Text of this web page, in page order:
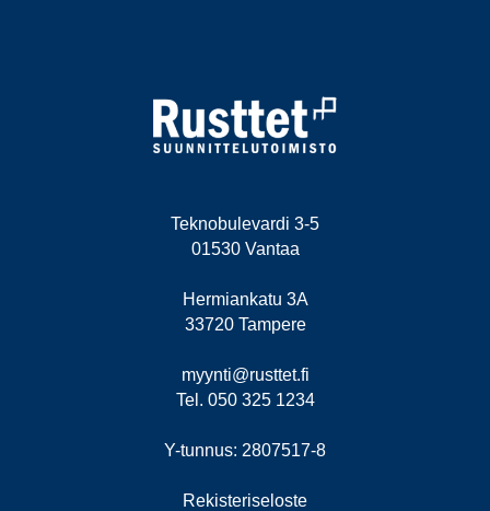
Teknobulevardi 3-5
01530 Vantaa
Hermiankatu 3A
33720 Tampere
myynti@rusttet.fi
Tel. 050 325 1234
Y-tunnus: 2807517-8
Rekisteriseloste